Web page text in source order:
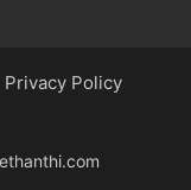
Privacy Policy